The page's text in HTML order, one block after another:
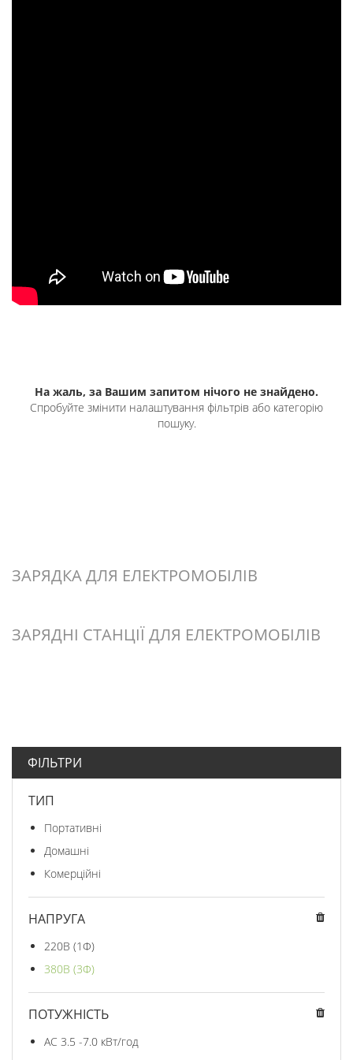
На жаль, за Вашим запитом нічого не знайдено.
Спробуйте змінити налаштування фільтрів або категорію
пошуку.
ЗАРЯДКА ДЛЯ ЕЛЕКТРОМОБІЛІВ
ЗАРЯДНІ СТАНЦІЇ ДЛЯ ЕЛЕКТРОМОБІЛІВ
ФІЛЬТРИ
ТИП
Портативні
Домашні
Комерційні
НАПРУГА
220В (1Ф)
380В (3Ф)
ПОТУЖНІСТЬ
AC 3.5 -7.0 кВт/год